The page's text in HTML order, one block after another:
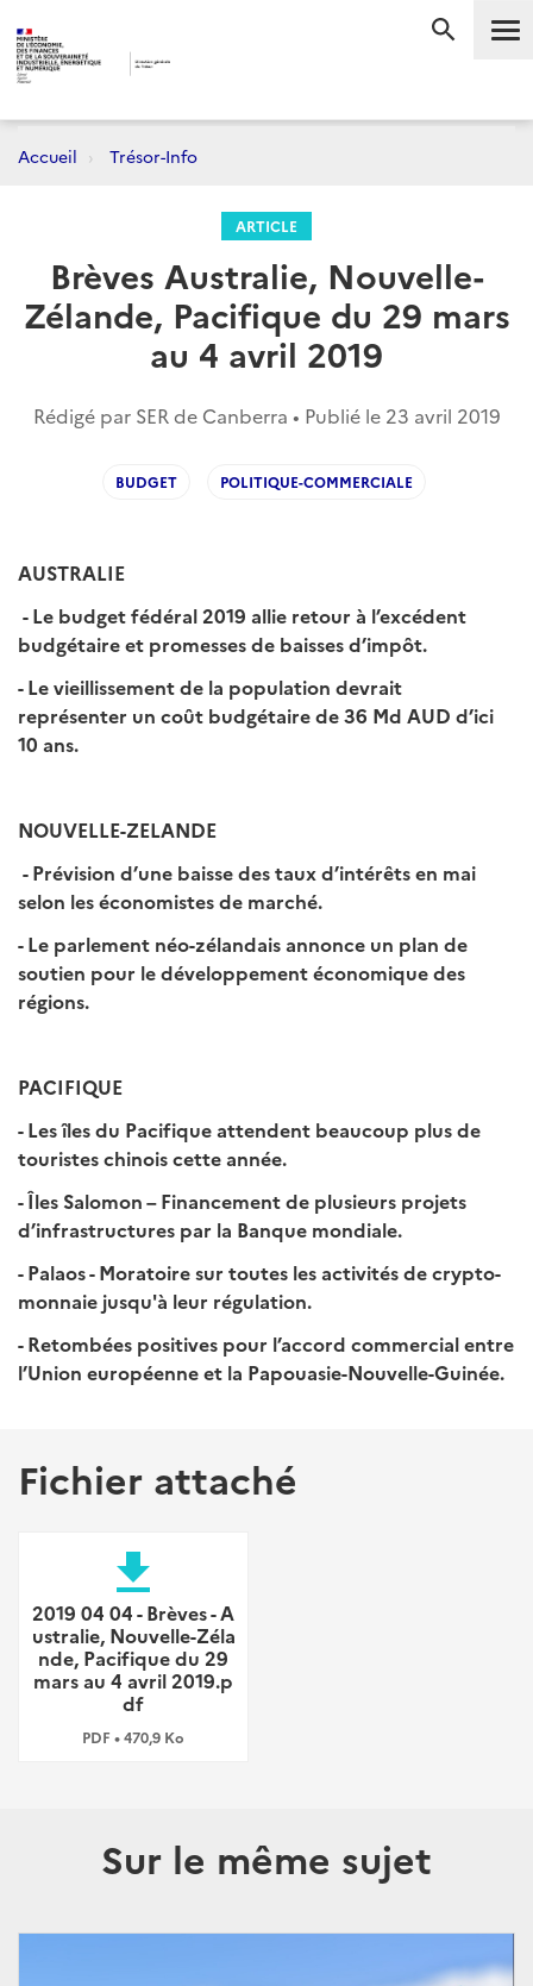
Accueil Trésor-Info
ARTICLE
Brèves Australie, Nouvelle-
Zélande, Pacifique du 29 mars
au 4 avril 2019
Rédigé par SER de Canberra • Publié le 23 avril 2019
BUDGET POLITIQUE-COMMERCIALE
AUSTRALIE
- Le budget fédéral 2019 allie retour à l’excédent
budgétaire et promesses de baisses d’impôt.
- Le vieillissement de la population devrait
représenter un coût budgétaire de 36 Md AUD d’ici
10 ans.
NOUVELLE-ZELANDE
- Prévision d’une baisse des taux d’intérêts en mai
selon les économistes de marché.
- Le parlement néo-zélandais annonce un plan de
soutien pour le développement économique des
régions.
PACIFIQUE
- Les îles du Pacifique attendent beaucoup plus de
touristes chinois cette année.
- Îles Salomon – Financement de plusieurs projets
d’infrastructures par la Banque mondiale.
- Palaos - Moratoire sur toutes les activités de crypto-
monnaie jusqu'à leur régulation.
- Retombées positives pour l’accord commercial entre
l’Union européenne et la Papouasie-Nouvelle-Guinée.
Fichier attaché
file_download
2019 04 04 - Brèves - A
ustralie, Nouvelle-Zéla
nde, Pacifique du 29
mars au 4 avril 2019.p
df
PDF • 470,9 Ko
Sur le même sujet